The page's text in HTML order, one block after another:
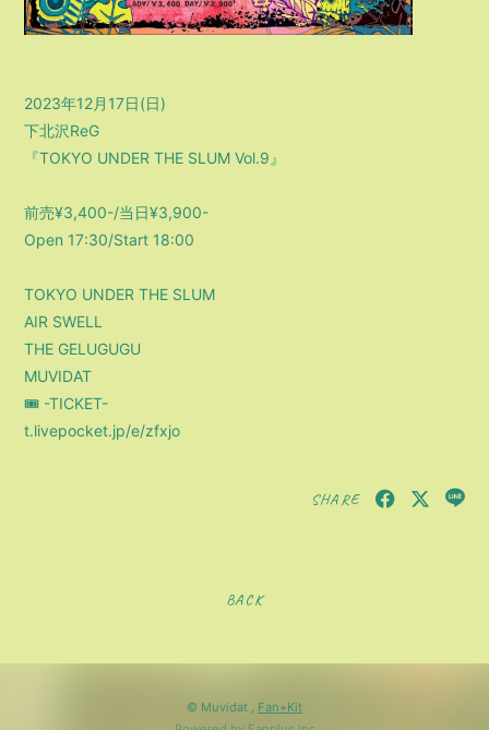
2023年12月17日(日)
下北沢ReG
『TOKYO UNDER THE SLUM Vol.9』
前売¥3,400-/当日¥3,900-
Open 17:30/Start 18:00
TOKYO UNDER THE SLUM
AIR SWELL
THE GELUGUGU
MUVIDAT
🎟️ -TICKET-
t.livepocket.jp/e/zfxjo
SHARE
BACK
© Muvidat , Fan+Kit